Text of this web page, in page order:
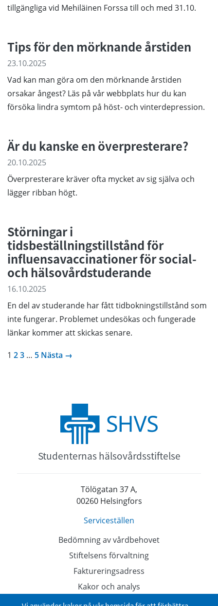
tillgängliga vid Mehiläinen Forssa till och med 31.10.
Tips för den mörknande årstiden
23.10.2025
Vad kan man göra om den mörknande årstiden
orsakar ångest? Läs på vår webbplats hur du kan
försöka lindra symtom på höst- och vinterdepression.
Är du kanske en överpresterare?
20.10.2025
Överpresterare kräver ofta mycket av sig själva och
lägger ribban högt.
Störningar i
tidsbeställningstillstånd för
influensavaccinationer för social-
och hälsovårdstuderande
16.10.2025
En del av studerande har fått tidbokningstillstånd som
inte fungerar. Problemet undesökas och fungerade
länkar kommer att skickas senare.
1 23 … 5 Nästa →
Studenternas hälsovårdsstiftelse
Tölögatan 37 A,
00260 Helsingfors
Serviceställen
Bedömning av vårdbehovet
Stiftelsens förvaltning
Faktureringsadress
Kakor och analys
Dataskyddsbeskrivningar